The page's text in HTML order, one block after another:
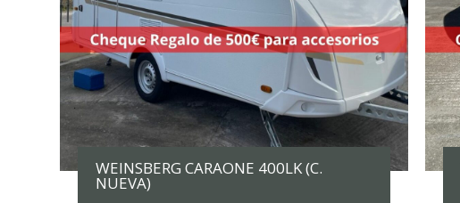
WEINSBERG CARAONE 400LK (C.
NUEVA)